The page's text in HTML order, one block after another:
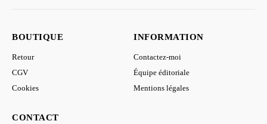
BOUTIQUE
Retour
CGV
Cookies
INFORMATION
Contactez-moi
Équipe éditoriale
Mentions légales
CONTACT